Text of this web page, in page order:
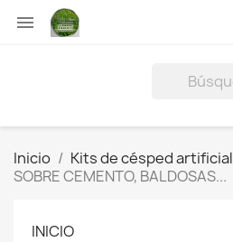

Inicio Kits de césped artificial
SOBRE CEMENTO, BALDOSAS...
INICIO